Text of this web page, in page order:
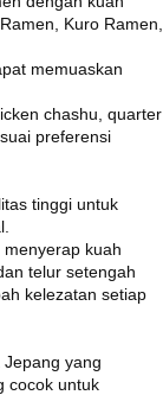
Kuro Ramen,
memuaskan
chashu, quarter
preferensi
tinggi untuk
kuah
telur setengah
kelezatan setiap
yang
cocok untuk